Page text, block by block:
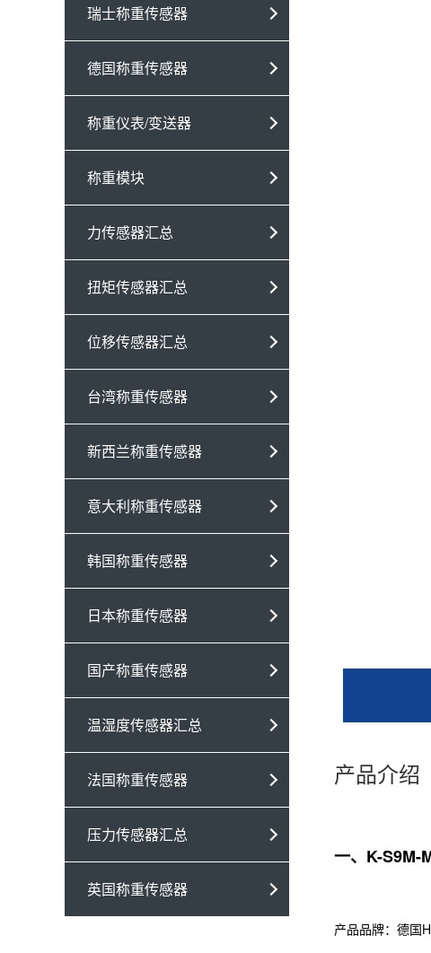
瑞士称重传感器
德国称重传感器
称重仪表/变送器
称重模块
力传感器汇总
扭矩传感器汇总
位移传感器汇总
台湾称重传感器
新西兰称重传感器
意大利称重传感器
韩国称重传感器
日本称重传感器
国产称重传感器
温湿度传感器汇总
法国称重传感器
压力传感器汇总
英国称重传感器
产品介绍
一、K-S9M-
产品品牌： 德国